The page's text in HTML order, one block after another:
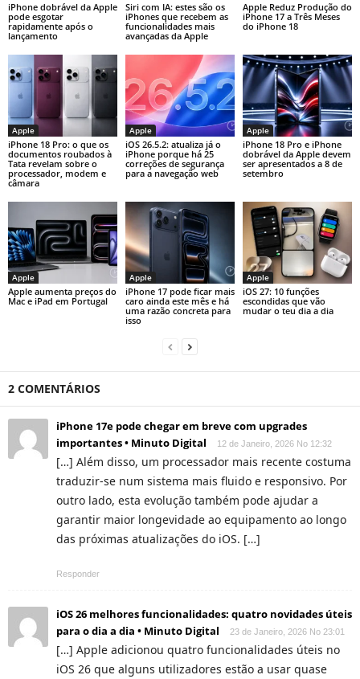
iPhone dobrável da Apple
pode esgotar
rapidamente após o
lançamento
Siri com IA: estes são os
iPhones que recebem as
funcionalidades mais
avançadas da Apple
Apple Reduz Produção do
iPhone 17 a Três Meses
do iPhone 18
Apple
iPhone 18 Pro: o que os
documentos roubados à
Tata revelam sobre o
processador, modem e
câmara
Apple
iOS 26.5.2: atualiza já o
iPhone porque há 25
correções de segurança
para a navegação web
Apple
iPhone 18 Pro e iPhone
dobrável da Apple devem
ser apresentados a 8 de
setembro
Apple
Apple aumenta preços do
Mac e iPad em Portugal
Apple
iPhone 17 pode ficar mais
caro ainda este mês e há
uma razão concreta para
isso
Apple
iOS 27: 10 funções
escondidas que vão
mudar o teu dia a dia
2 COMENTÁRIOS
iPhone 17e pode chegar em breve com upgrades
importantes • Minuto Digital
12 de Janeiro, 2026 No 12:32
[…] Além disso, um processador mais recente costuma
traduzir-se num sistema mais fluido e responsivo. Por
outro lado, esta evolução também pode ajudar a
garantir maior longevidade ao equipamento ao longo
das próximas atualizações do iOS. […]
Responder
iOS 26 melhores funcionalidades: quatro novidades úteis
para o dia a dia • Minuto Digital
23 de Janeiro, 2026 No 23:01
[…] Apple adicionou quatro funcionalidades úteis no
iOS 26 que alguns utilizadores estão a usar quase